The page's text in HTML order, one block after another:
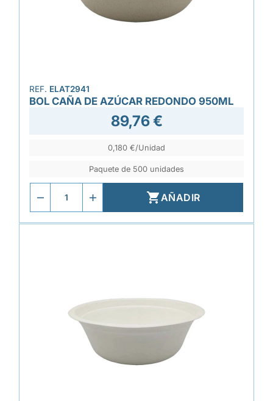
REF. ELAT2941
BOL CAÑA DE AZÚCAR REDONDO 950ML
89,76 €
0,180 €/Unidad
Paquete de 500 unidades
AÑADIR